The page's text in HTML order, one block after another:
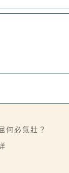
何必氣壯？